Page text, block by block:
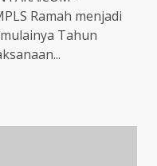
Ramah menjadi
Tahun